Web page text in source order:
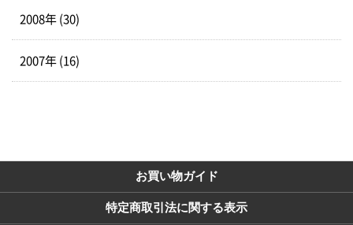
2008年 (30)
2007年 (16)
お買い物ガイド
特定商取引法に関する表示